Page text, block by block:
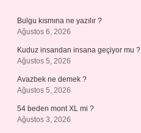
Bulgu kısmına ne yazılır ?
Ağustos 6, 2026
Kuduz insandan insana geçiyor mu ?
Ağustos 5, 2026
Avazbek ne demek ?
Ağustos 5, 2026
54 beden mont XL mi ?
Ağustos 3, 2026